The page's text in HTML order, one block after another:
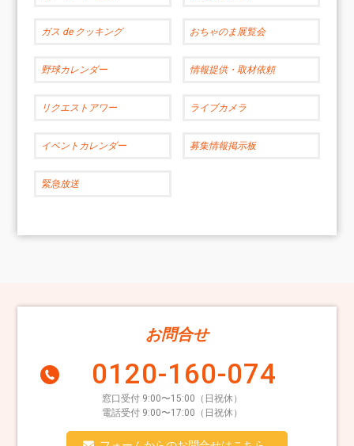
ガス de クッキング おちゃのま展覧会
野球カレンダー 情報提供・取材依頼
リクエストアワー ライブカメラ
イベントカレンダー 募集情報掲示板
緊急放送
お問合せ
0120-160-074
窓口受付 9:00〜15:00（日祝休）
電話受付 9:00〜17:00（日祝休）